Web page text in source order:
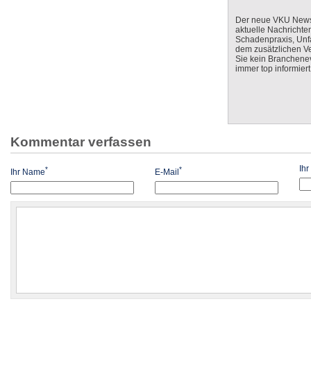
Der neue VKU
aktuelle
Schadenpraxis,
dem zusätzlichen
Sie kein
immer top
Kommentar verfassen
Ihr Name* E-Mail* Ihr